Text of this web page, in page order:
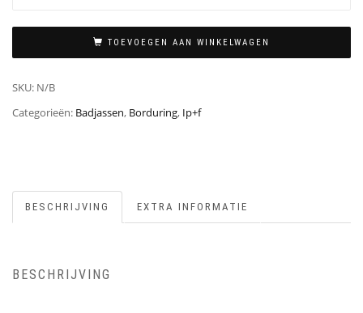
TOEVOEGEN AAN WINKELWAGEN
SKU: N/B
Categorieën: Badjassen, Borduring, Ip+f
BESCHRIJVING EXTRA INFORMATIE
BESCHRIJVING